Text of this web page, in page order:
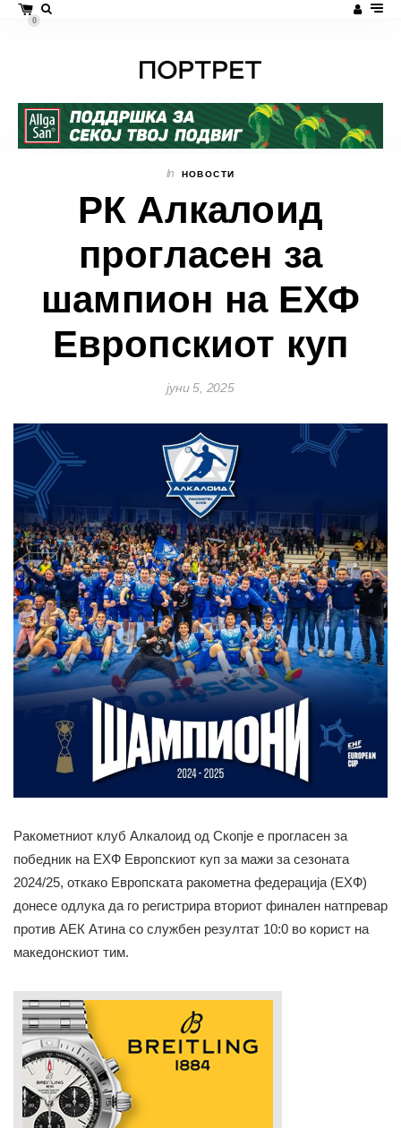
0
In НОВОСТИ
РК Алкалоид
прогласен за
шампион на ЕХФ
Европскиот куп
јуни 5, 2025
Ракометниот клуб Алкалоид од Скопје е прогласен за
победник на ЕХФ Европскиот куп за мажи за сезоната
2024/25, откако Европската ракометна федерација (ЕХФ)
донесе одлука да го регистрира вториот финален натпревар
против АЕК Атина со службен резултат 10:0 во корист на
македонскиот тим.